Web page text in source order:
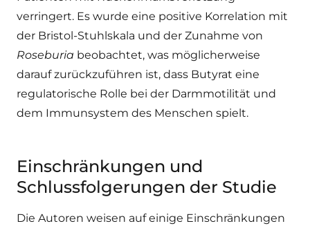
verringert. Es wurde eine positive Korrelation mit
der Bristol-Stuhlskala und der Zunahme von
Roseburia beobachtet, was möglicherweise
darauf zurückzuführen ist, dass Butyrat eine
regulatorische Rolle bei der Darmmotilität und
dem Immunsystem des Menschen spielt.
Einschränkungen und
Schlussfolgerungen der Studie
Die Autoren weisen auf einige Einschränkungen